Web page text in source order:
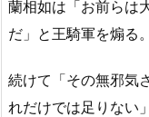
蘭相如は「お前らは
だ」と王騎軍を煽る。
続けて「その無邪気
れだけでは足りない